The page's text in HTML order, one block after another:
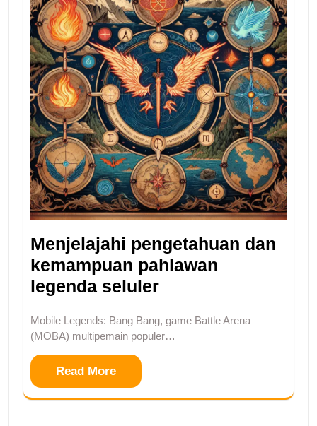
Menjelajahi pengetahuan dan
kemampuan pahlawan
legenda seluler
Mobile Legends: Bang Bang, game Battle Arena
(MOBA) multipemain populer…
Read More